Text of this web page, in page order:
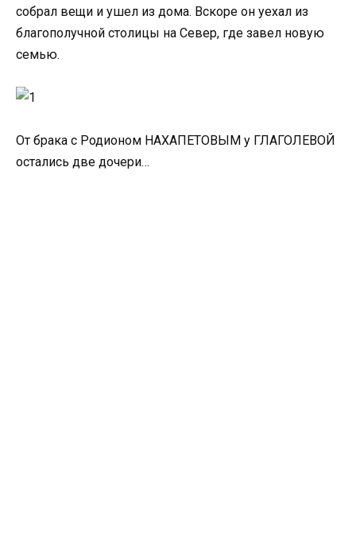
собрал вещи и ушел из дома. Вскоре он уехал из
благополучной столицы на Север, где завел новую
семью.
От брака с Родионом НАХАПЕТОВЫМ у ГЛАГОЛЕВОЙ
остались две дочери…